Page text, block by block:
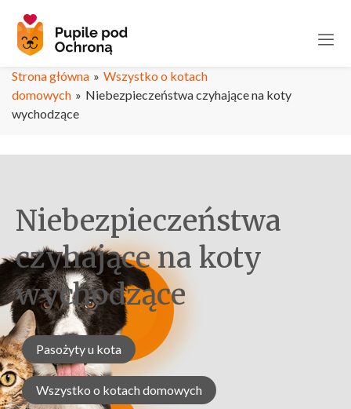
Strona główna » Wszystko o kotach
domowych » Niebezpieczeństwa czyhające na koty
wychodzące
Niebezpieczeństwa
czyhające na koty
wychodzące
Pasożyty u kota
Wszystko o kotach domowych